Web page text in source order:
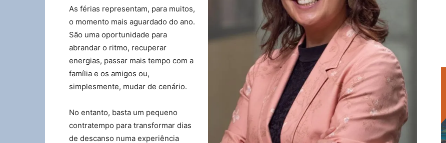
As férias representam, para muitos,
o momento mais aguardado do ano.
São uma oportunidade para
abrandar o ritmo, recuperar
energias, passar mais tempo com a
família e os amigos ou,
simplesmente, mudar de cenário.
No entanto, basta um pequeno
contratempo para transformar dias
de descanso numa experiência